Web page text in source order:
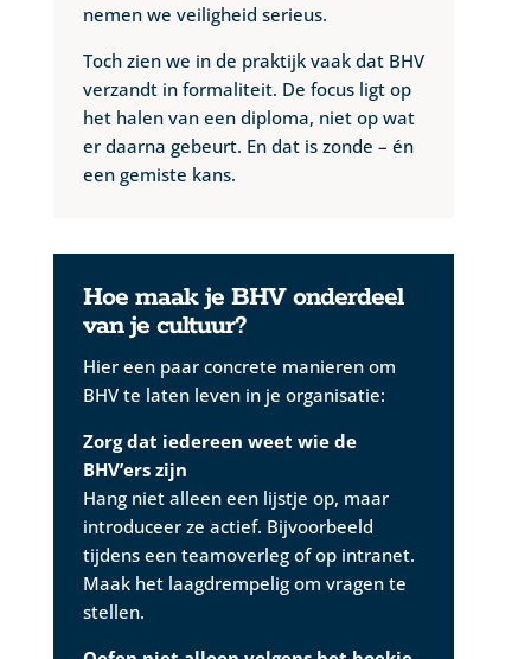
nemen we veiligheid serieus.
Toch zien we in de praktijk vaak dat BHV
verzandt in formaliteit. De focus ligt op
het halen van een diploma, niet op wat
er daarna gebeurt. En dat is zonde – én
een gemiste kans.
Hoe maak je BHV onderdeel
van je cultuur?
Hier een paar concrete manieren om
BHV te laten leven in je organisatie:
Zorg dat iedereen weet wie de
BHV’ers zijn
Hang niet alleen een lijstje op, maar
introduceer ze actief. Bijvoorbeeld
tijdens een teamoverleg of op intranet.
Maak het laagdrempelig om vragen te
stellen.